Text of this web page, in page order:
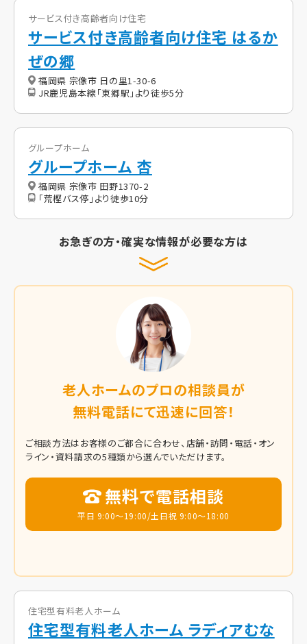
サービス付き高齢者向け住宅
サービス付き高齢者向け住宅 はるか
ぜの郷
福岡県 宗像市 日の里1-30-6
JR鹿児島本線「東郷駅」より徒歩5分
グループホーム
グループホーム 杏
福岡県 宗像市 田野1370-2
「荒樫バス停」より徒歩10分
お急ぎの方・確実な情報が必要な方は
老人ホームのプロの相談員が
無料電話にて迅速に回答！
ご相談方法はお客様のご都合に合わせ、店舗・訪問・電話・オン
ライン・資料請求の5種類から選んでいただけます。
無料で電話相談
平日 9:00～19:00/土日祝 9:00～18:00
住宅型有料老人ホーム
住宅型有料老人ホーム ラディアむな